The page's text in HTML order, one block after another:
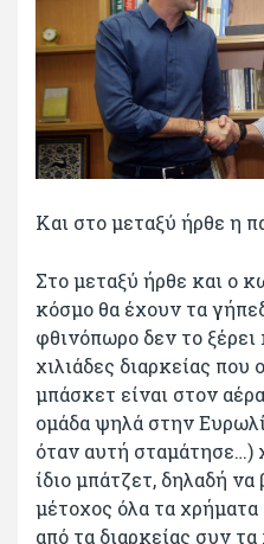
Και στο μεταξύ ήρθε η
Στο μεταξύ ήρθε και ο
κόσμο θα έχουν τα
φθινόπωρο δεν το
χιλιάδες διαρκείας
μπάσκετ είναι στον
ομάδα ψηλά στην
όταν αυτή σταμάτησε…)
ίδιο μπάτζετ, δηλαδή να
μέτοχος όλα τα
από τα διαρκείας συν